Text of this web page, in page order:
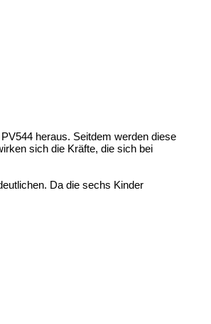
heraus. Seitdem werden diese
sich die Kräfte, die sich bei
Da die sechs Kinder